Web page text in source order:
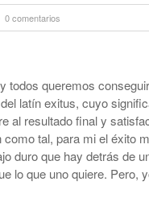
0 comentarios
todos queremos
latín exitus, cuyo
al resultado final y
tal, para mi el éxito
duro que hay detrás de
lo que uno quiere. Pero,